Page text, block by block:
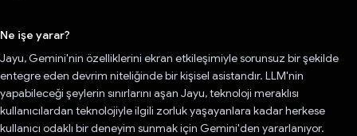
Ne işe yarar?
Jayu, Gemini'nin özelliklerini ekran etkileşimiyle sorunsuz bir şekilde
entegre eden devrim niteliğinde bir kişisel asistandır. LLM'nin
yapabileceği şeylerin sınırlarını aşan Jayu, teknoloji meraklısı
kullanıcılardan teknolojiyle ilgili zorluk yaşayanlara kadar herkese
kullanıcı odaklı bir deneyim sunmak için Gemini'den yararlanıyor.